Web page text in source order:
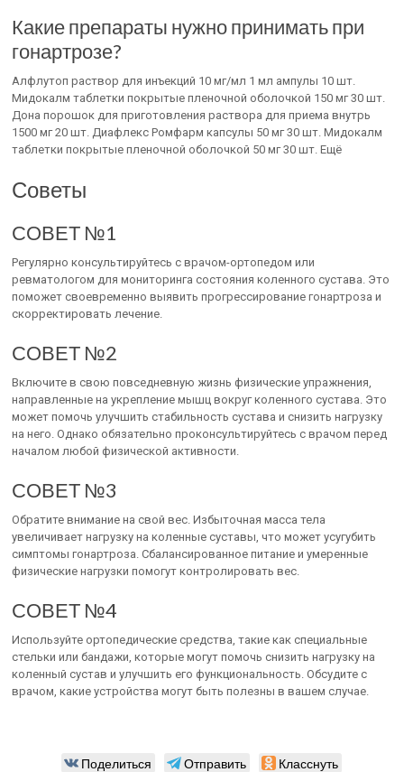
Какие препараты нужно принимать при
гонартрозе?
Алфлутоп раствор для инъекций 10 мг/мл 1 мл ампулы 10 шт.
Мидокалм таблетки покрытые пленочной оболочкой 150 мг 30 шт.
Дона порошок для приготовления раствора для приема внутрь
1500 мг 20 шт. Диафлекс Ромфарм капсулы 50 мг 30 шт. Мидокалм
таблетки покрытые пленочной оболочкой 50 мг 30 шт. Ещё
Советы
СОВЕТ №1
Регулярно консультируйтесь с врачом-ортопедом или
ревматологом для мониторинга состояния коленного сустава. Это
поможет своевременно выявить прогрессирование гонартроза и
скорректировать лечение.
СОВЕТ №2
Включите в свою повседневную жизнь физические упражнения,
направленные на укрепление мышц вокруг коленного сустава. Это
может помочь улучшить стабильность сустава и снизить нагрузку
на него. Однако обязательно проконсультируйтесь с врачом перед
началом любой физической активности.
СОВЕТ №3
Обратите внимание на свой вес. Избыточная масса тела
увеличивает нагрузку на коленные суставы, что может усугубить
симптомы гонартроза. Сбалансированное питание и умеренные
физические нагрузки помогут контролировать вес.
СОВЕТ №4
Используйте ортопедические средства, такие как специальные
стельки или бандажи, которые могут помочь снизить нагрузку на
коленный сустав и улучшить его функциональность. Обсудите с
врачом, какие устройства могут быть полезны в вашем случае.
Поделиться Отправить Класснуть